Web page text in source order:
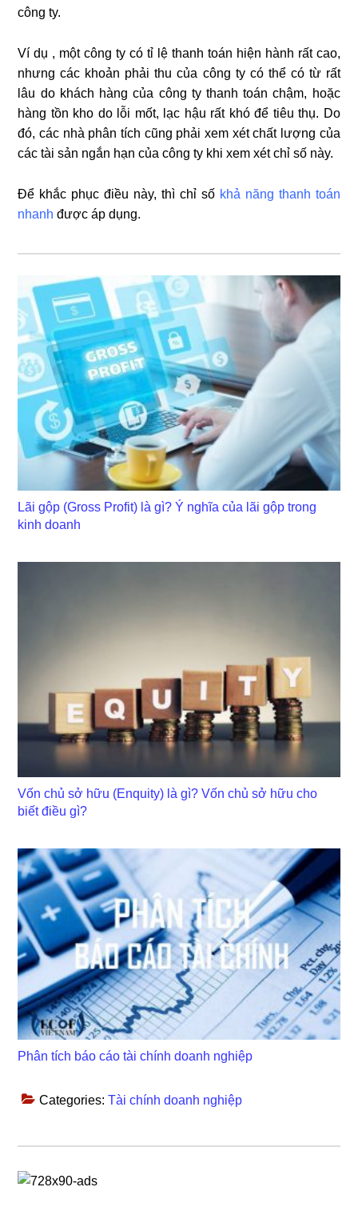
công ty.
Ví dụ , một công ty có tỉ lệ thanh toán hiện hành rất cao,
nhưng các khoản phải thu của công ty có thể có từ rất
lâu do khách hàng của công ty thanh toán chậm, hoặc
hàng tồn kho do lỗi mốt, lạc hậu rất khó để tiêu thụ. Do
đó, các nhà phân tích cũng phải xem xét chất lượng của
các tài sản ngắn hạn của công ty khi xem xét chỉ số này.
Để khắc phục điều này, thì chỉ số khả năng thanh toán
nhanh được áp dụng.
Lãi gộp (Gross Profit) là gì? Ý nghĩa của lãi gộp trong
kinh doanh
Vốn chủ sở hữu (Enquity) là gì? Vốn chủ sở hữu cho
biết điều gì?
Phân tích báo cáo tài chính doanh nghiệp
Categories:Tài chính doanh nghiệp